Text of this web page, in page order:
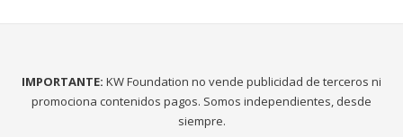
IMPORTANTE: KW Foundation no vende publicidad de terceros ni
promociona contenidos pagos. Somos independientes, desde
siempre.